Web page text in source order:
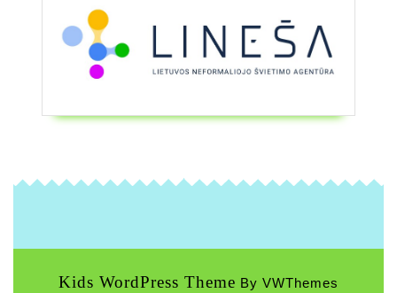
Kids WordPress Theme By VWThemes